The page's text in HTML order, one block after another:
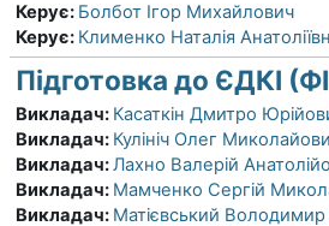
Керує: Болбот Ігор Михайлович
Керує: Клименко Наталія
Підготовка до ЄДКІ
Викладач: Касаткін Дмитро
Викладач: Кулініч Олег
Викладач:Лахно Валерій
Викладач: Мамченко Сергій
Викладач: Матієвський Володимир